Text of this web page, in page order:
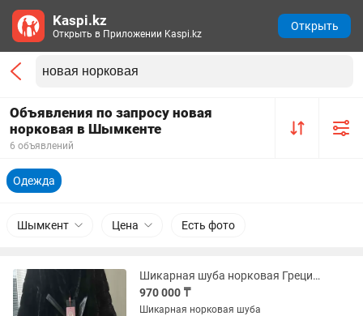
Объявления по запросу новая
норковая в Шымкенте
6 объявлений
Одежда
Шымкент Цена Есть фото
Шикарная шуба норковая Греция новая
970 000 ₸
Шикарная норковая шуба
Kaspi.kz
Открыть в Приложении Kaspi.kz
Открыть